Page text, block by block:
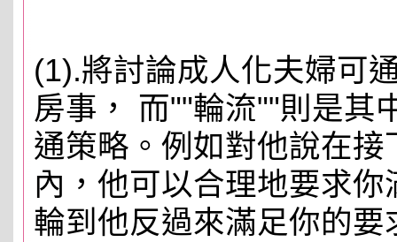
(1).將討論成人化夫婦可
房事， 而""輪流""則是其
通策略。例如對他說在接
內，他可以合理地要求
輪到他反過來滿足你的